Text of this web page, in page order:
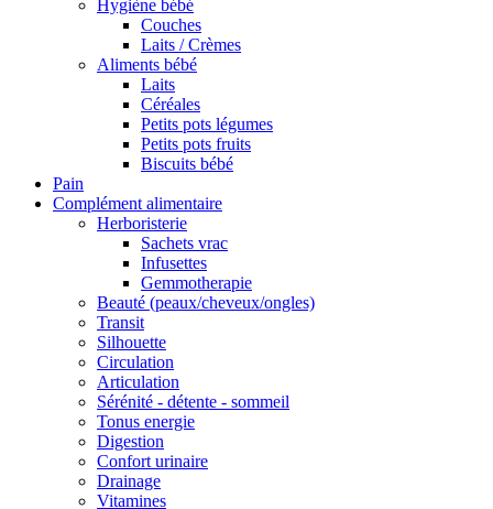
Hygiène bébé
Couches
Laits / Crèmes
Aliments bébé
Laits
Céréales
Petits pots légumes
Petits pots fruits
Biscuits bébé
Pain
Complément alimentaire
Herboristerie
Sachets vrac
Infusettes
Gemmotherapie
Beauté (peaux/cheveux/ongles)
Transit
Silhouette
Circulation
Articulation
Sérénité - détente - sommeil
Tonus energie
Digestion
Confort urinaire
Drainage
Vitamines